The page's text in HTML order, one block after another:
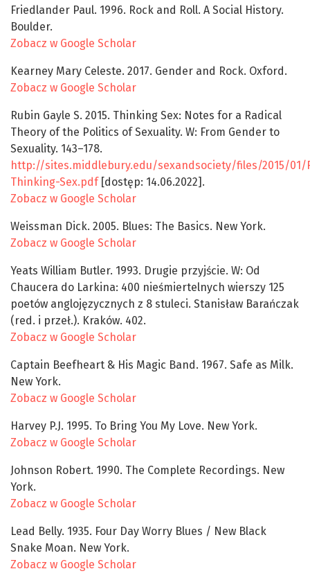
Friedlander Paul. 1996. Rock and Roll. A Social History.
Boulder.
Zobacz w Google Scholar
Kearney Mary Celeste. 2017. Gender and Rock. Oxford.
Zobacz w Google Scholar
Rubin Gayle S. 2015. Thinking Sex: Notes for a Radical
Theory of the Politics of Sexuality. W: From Gender to
Sexuality. 143–178.
http://sites.middlebury.edu/sexandsociety/files/2015/01/
Thinking-Sex.pdf[dostęp: 14.06.2022].
Zobacz w Google Scholar
Weissman Dick. 2005. Blues: The Basics. New York.
Zobacz w Google Scholar
Yeats William Butler. 1993. Drugie przyjście. W: Od
Chaucera do Larkina: 400 nieśmiertelnych wierszy 125
poetów anglojęzycznych z 8 stuleci. Stanisław Barańczak
(red. i przeł.). Kraków. 402.
Zobacz w Google Scholar
Captain Beefheart & His Magic Band. 1967. Safe as Milk.
New York.
Zobacz w Google Scholar
Harvey P.J. 1995. To Bring You My Love. New York.
Zobacz w Google Scholar
Johnson Robert. 1990. The Complete Recordings. New
York.
Zobacz w Google Scholar
Lead Belly. 1935. Four Day Worry Blues / New Black
Snake Moan. New York.
Zobacz w Google Scholar